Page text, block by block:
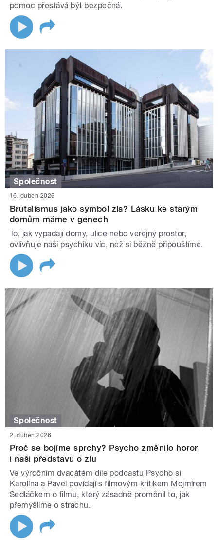
pomoc přestává být bezpečná.
Společnost
16. duben 2026
Brutalismus jako symbol zla? Lásku ke starým
domům máme v genech
To, jak vypadají domy, ulice nebo veřejný prostor,
ovlivňuje naši psychiku víc, než si běžně připouštíme.
Společnost
2. duben 2026
Proč se bojíme sprchy? Psycho změnilo horor
i naši představu o zlu
Ve výročním dvacátém díle podcastu Psycho si
Karolína a Pavel povídají s filmovým kritikem Mojmírem
Sedláčkem o filmu, který zásadně proměnil to, jak
přemýšlíme o strachu.